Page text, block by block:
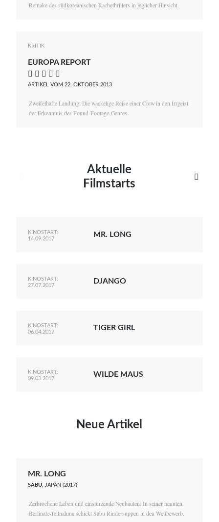
Remake des südkoreanischen Rachethrillers in jeglicher Hinsicht.
KRITIK
EUROPA REPORT
    
ARTIKEL VOM 22. OKTOBER 2013
Zweifelhafte Landung: Die wackelige Reise einer Crew in den Irrgeist
der Erkenntnis des Found-Footage-Genres.
Aktuelle
Filmstarts

KINOSTART:
14.09.2017
MR. LONG
KINOSTART:
27.07.2017
DJANGO
KINOSTART:
06.04.2017
TIGER GIRL
KINOSTART:
09.03.2017
WILDE MAUS
Neue Artikel
MR. LONG
SABU , JAPAN (2017)
Zerbrochene Leben und einstürzende Neubauten: In seiner neunten
Berlinale-Teilnahme schickt Sabu Rindersuppen in den Wettbewerb.